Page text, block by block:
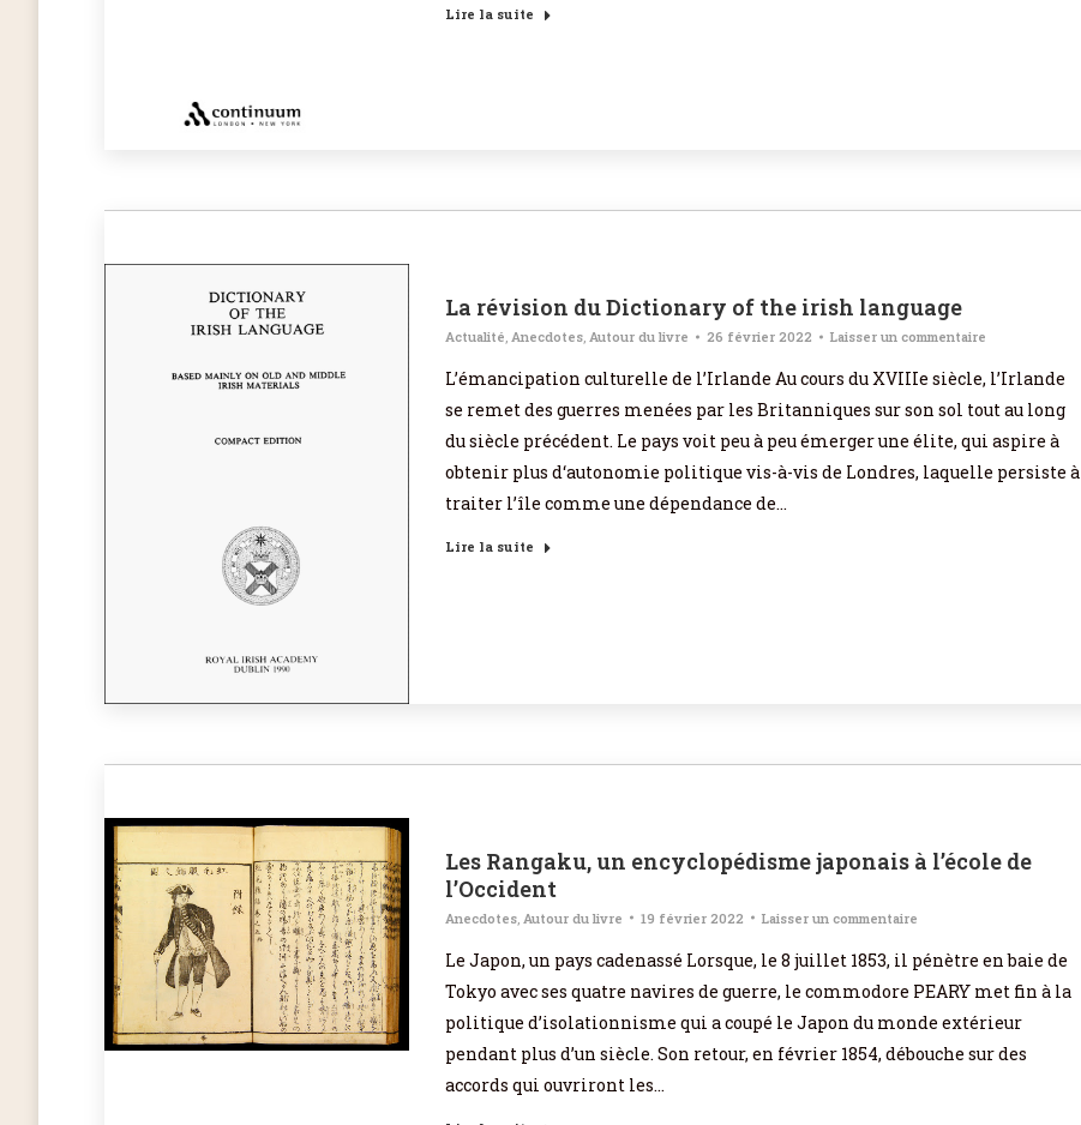
Lire la suite
La révision du Dictionary of the irish language
Actualité,Anecdotes,Autour du livre 26 février 2022 Laisser un commentaire
L’émancipation culturelle de l’Irlande Au cours du XVIIIe siècle, l’Irlande
se remet des guerres menées par les Britanniques sur son sol tout au long
du siècle précédent. Le pays voit peu à peu émerger une élite, qui aspire à
obtenir plus d‘autonomie politique vis-à-vis de Londres, laquelle persiste à
traiter l’île comme une dépendance de…
Lire la suite
Les Rangaku, un encyclopédisme japonais à l’école de
l’Occident
Anecdotes Autour du livre 19 février 2022 Laisser un commentaire
Le Japon, un pays cadenassé Lorsque, le 8 juillet 1853, il pénètre en baie de
Tokyo avec ses quatre navires de guerre, le commodore PEARY met fin à la
politique d’isolationnisme qui a coupé le Japon du monde extérieur
pendant plus d’un siècle. Son retour, en février 1854, débouche sur des
accords qui ouvriront les…